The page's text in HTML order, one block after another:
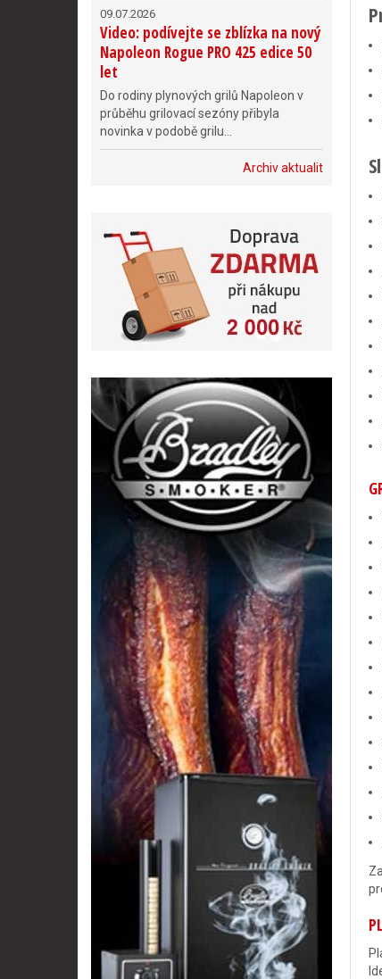
09.07.2026
Video: podívejte se zblízka na nový
Napoleon Rogue PRO 425 edice 50
let
Do rodiny plynových grilů Napoleon v
průběhu grilovací sezóny přibyla
novinka v podobě grilu...
Archiv aktualit